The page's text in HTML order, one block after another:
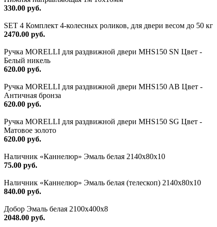
330.00 руб.
SET 4 Комплект 4-колесных роликов, для двери весом до 50 кг
2470.00 руб.
Ручка MORELLI для раздвижной двери MHS150 SN Цвет -
Белый никель
620.00 руб.
Ручка MORELLI для раздвижной двери MHS150 AB Цвет -
Античная бронза
620.00 руб.
Ручка MORELLI для раздвижной двери MHS150 SG Цвет -
Матовое золото
620.00 руб.
Наличник «Каннелюр» Эмаль белая 2140х80х10
75.00 руб.
Наличник «Каннелюр» Эмаль белая (телескоп) 2140х80х10
840.00 руб.
Добор Эмаль белая 2100х400х8
2048.00 руб.